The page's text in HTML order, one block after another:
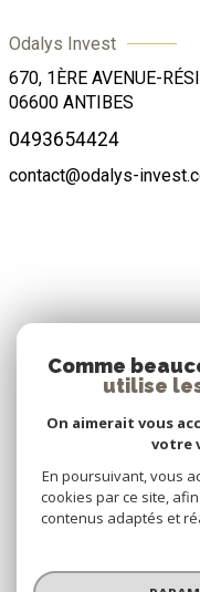
Odalys Invest
670, 1ÈRE AVENUE-
06600 ANTIBES
0493654424
contact@odalys-
©
Comme
utilise
On aimerait vous
votre
En poursuivant, vous
cookies par ce site,
contenus adaptés et